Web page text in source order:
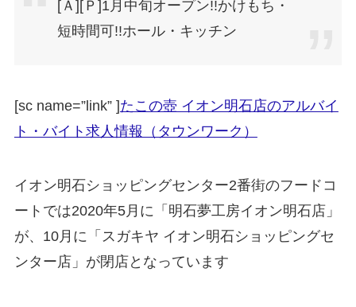
[Ａ][Ｐ]1月中旬オープン!!かけもち・
短時間可!!ホール・キッチン
[sc name=”link” ]たこの壺 イオン明石店のアルバイ
ト・バイト求人情報（タウンワーク）
イオン明石ショッピングセンター2番街のフードコ
ートでは2020年5月に「明石夢工房イオン明石店」
が、10月に「スガキヤ イオン明石ショッピングセ
ンター店」が閉店となっています